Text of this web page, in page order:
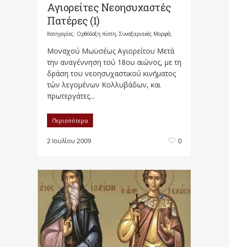
Αγιορείτες Νεοησυχαστές
Πατέρες (1)
Κατηγορίες: Ορθόδοξη πίστη, Συναξαριακές Μορφές
Μοναχού Μωϋσέως Αγιορείτου Μετά
την αναγέννηση τού 18ου αιώνος, με τη
δράση του νεοησυχαστικού κινήματος
τών λεγομένων Κολλυβάδων, και
πρωτεργάτες...
Περισσότερα
2 Ιουλίου 2009 0